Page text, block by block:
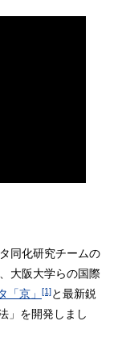
同化研究チームの
大阪大学らの国際
「京」 [1]と最新鋭
」を開発しまし